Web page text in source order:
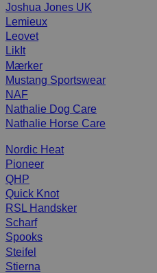
Joshua Jones UK
Lemieux
Leovet
LikIt
Mærker
Mustang Sportswear
NAF
Nathalie Dog Care
Nathalie Horse Care
Nordic Heat
Pioneer
QHP
Quick Knot
RSL Handsker
Scharf
Spooks
Steifel
Stierna